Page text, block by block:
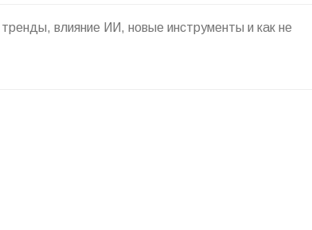
влияние ИИ, новые инструменты и как не